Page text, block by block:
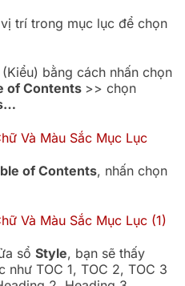
trí trong mục lục để chọn
bằng cách nhấn chọn
of Contents >> chọn
of Contents, nhấn chọn
sổ Style, bạn sẽ thấy
như TOC 1, TOC 2, TOC 3